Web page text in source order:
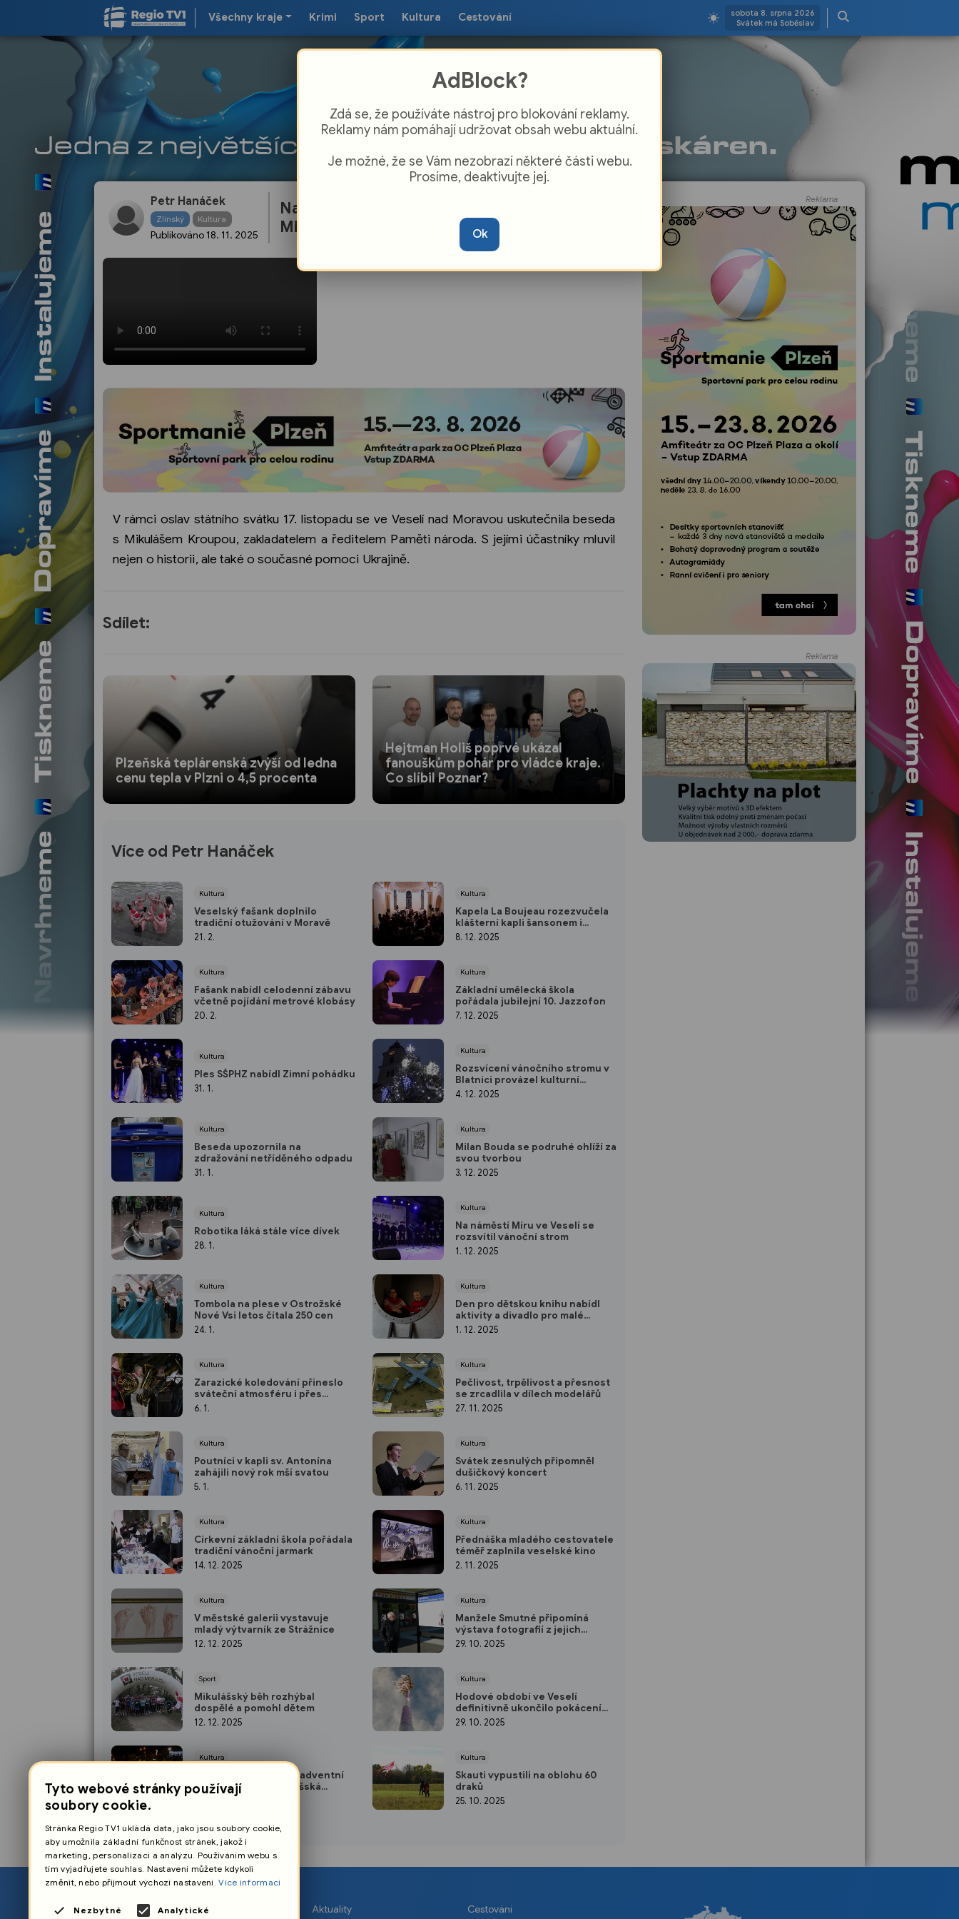
Všechny kraje Krimi Sport Kultura Cestování
sobota 8. srpna 2026
Svátek má Soběslav
Petr Hanáček
Zlínský Kultura
Publikováno 18. 11. 2025
Na besedu přijel zakladatel Paměti národa
Mikuláš Kroupa
V rámci oslav státního svátku 17. listopadu se ve Veselí nad Moravou uskutečnila beseda
s Mikulášem Kroupou, zakladatelem a ředitelem Paměti národa. S jejími účastníky mluvil
nejen o historii, ale také o současné pomoci Ukrajině.
Sdílet:
Plzeňská teplárenská zvýší od ledna
cenu tepla v Plzni o 4,5 procenta
Hejtman Holiš poprvé ukázal
fanouškům pohár pro vládce kraje.
Co slíbil Poznar?
Více od Petr Hanáček
Kultura
Veselský fašank doplnilo
tradiční otužování v Moravě
21. 2.
Kultura
Fašank nabídl celodenní zábavu
včetně pojídání metrové klobásy
20. 2.
Kultura
Ples SŠPHZ nabídl Zimní pohádku
31. 1.
Kultura
Beseda upozornila na
zdražování netříděného odpadu
31. 1.
Kultura
Robotika láká stále více dívek
28. 1.
Kultura
Tombola na plese v Ostrožské
Nové Vsi letos čítala 250 cen
24. 1.
Kultura
Zarazické koledování přineslo
sváteční atmosféru i přes
mrazivé počasí
6. 1.
Kultura
Poutníci v kapli sv. Antonína
zahájili nový rok mší svatou
5. 1.
Kultura
Církevní základní škola pořádala
tradiční vánoční jarmark
14. 12. 2025
Kultura
V městské galerii vystavuje
mladý výtvarník ze Strážnice
12. 12. 2025
Sport
Mikulášský běh rozhýbal
dospělé a pomohl dětem
12. 12. 2025
Kultura
Na kluzišti se druhou adventní
sobotu konala Mikulášská
diskotéka
Kultura
Kapela La Boujeau rozezvučela
klášterní kapli šansonem i
swingem
8. 12. 2025
Kultura
Základní umělecká škola
pořádala jubilejní 10. Jazzofon
7. 12. 2025
Kultura
Rozsvícení vánočního stromu v
Blatnici provázel kulturní
program
4. 12. 2025
Kultura
Milan Bouda se podruhé ohlíží za
svou tvorbou
3. 12. 2025
Kultura
Na náměstí Míru ve Veselí se
rozsvítil vánoční strom
1. 12. 2025
Kultura
Den pro dětskou knihu nabídl
aktivity a divadlo pro malé
návštěvníky
1. 12. 2025
Kultura
Pečlivost, trpělivost a přesnost
se zrcadlila v dílech modelářů
27. 11. 2025
Kultura
Svátek zesnulých připomněl
dušičkový koncert
6. 11. 2025
Kultura
Přednáška mladého cestovatele
téměř zaplnila veselské kino
2. 11. 2025
Kultura
Manžele Smutné připomíná
výstava fotografií z jejich
archivu
29. 10. 2025
Kultura
Hodové období ve Veselí
definitivně ukončilo pokácení
máje
29. 10. 2025
Kultura
Skauti vypustili na oblohu 60
draků
25. 10. 2025
Reklama
Reklama
O nás Aktuality Cestování
AdBlock?
Zdá se, že používáte nástroj pro blokování reklamy.
Reklamy nám pomáhají udržovat obsah webu aktuální.
Je možné, že se Vám nezobrazí některé části webu.
Prosíme, deaktivujte jej.
Ok
Tyto webové stránky používají
soubory cookie.
Stránka Regio TV1 ukládá data, jako jsou soubory cookie,
aby umožnila základní funkčnost stránek, jakož i
marketing, personalizaci a analýzu. Používáním webu s
tím vyjadřujete souhlas. Nastavení můžete kdykoli
změnit, nebo přijmout výchozí nastavení.Více informací
Nezbytné Analytické